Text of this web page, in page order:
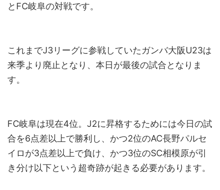
とFC岐阜の対戦です。
これまでJ3リーグに参戦していたガンバ大阪U23は
来季より廃止となり、本日が最後の試合となりま
す。
FC岐阜は現在4位。J2に昇格するためには今日の試
合を6点差以上で勝利し、かつ2位のAC長野パルセ
イロが3点差以上で負け、かつ3位のSC相模原が引
き分け以下という超奇跡が起きる必要があります。